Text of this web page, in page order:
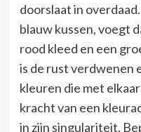
doorslaat in
blauw kussen, voegt
rood kleed en een
is de rust verdwenen
kleuren die met
kracht van een
in zijn singulariteit.